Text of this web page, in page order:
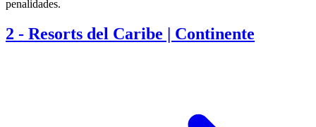
penalidades.
2 - Resorts del Caribe | Continente